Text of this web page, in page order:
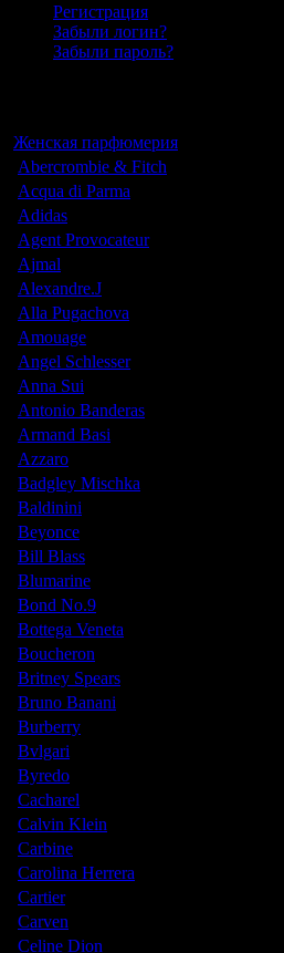
Регистрация
Забыли логин?
Забыли пароль?
Женская парфюмерия
Abercrombie & Fitch
Acqua di Parma
Adidas
Agent Provocateur
Ajmal
Alexandre.J
Alla Pugachova
Amouage
Angel Schlesser
Anna Sui
Antonio Banderas
Armand Basi
Azzaro
Badgley Mischka
Baldinini
Beyonce
Bill Blass
Blumarine
Bond No.9
Bottega Veneta
Boucheron
Britney Spears
Bruno Banani
Burberry
Bvlgari
Byredo
Cacharel
Calvin Klein
Carbine
Carolina Herrera
Cartier
Carven
Celine Dion